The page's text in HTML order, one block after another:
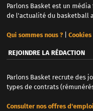
Parlons Basket est un
de l'actualité du basketball
Qui sommes nous ?| Cookies|
REJOINDRE LA RÉDACTION
Parlons Basket recrute des
types de contrats
Consulter nos offres d'emploi